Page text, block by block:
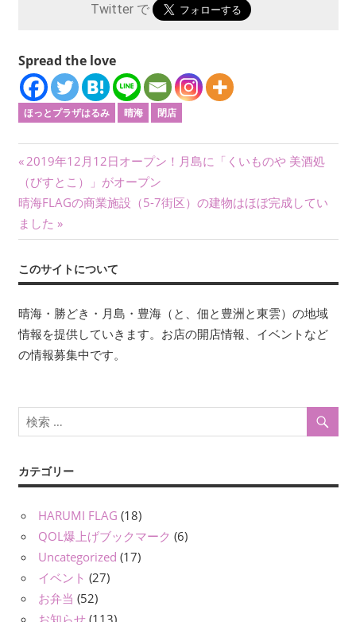
Twitter で
Spread the love
ほっとプラザはるみ 晴海 閉店
投
稿
ナ
ビ
ゲ
ー
シ
ン
前
の
記
事:
2019年12月12日オープン！月島に「くいものや 美酒処
（びすとこ）」がオープン
次
の
記
事:
晴海FLAGの商業施設（5-7街区）の建物はほぼ完成してい
ました
このサイトについて
晴海・勝どき・月島・豊海（と、佃と豊洲と東雲）の地域
情報を提供していきます。お店の開店情報、イベントなど
の情報募集中です。
カテゴリー
HARUMI FLAG (18)
QOL爆上げブックマーク (6)
Uncategorized (17)
イベント (27)
お弁当 (52)